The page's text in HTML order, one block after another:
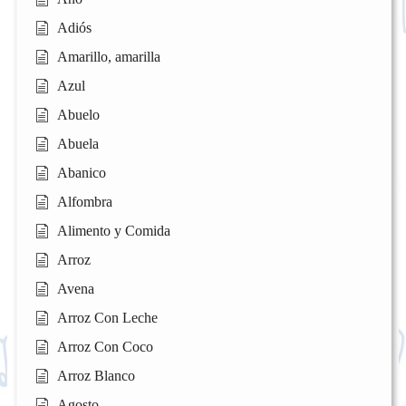
Adiós
Amarillo, amarilla
Azul
Abuelo
Abuela
Abanico
Alfombra
Alimento y Comida
Arroz
Avena
Arroz Con Leche
Arroz Con Coco
Arroz Blanco